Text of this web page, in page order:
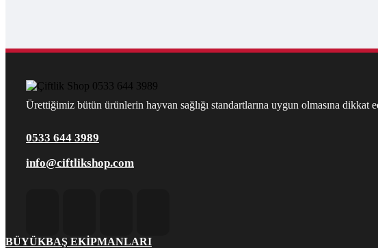
Ürettiğimiz bütün ürünlerin hayvan sağlığı standartlarına uygun olmasına dikkat
0533 644 3989
info@ciftlikshop.com
BÜYÜKBAŞ EKIPMANLARI